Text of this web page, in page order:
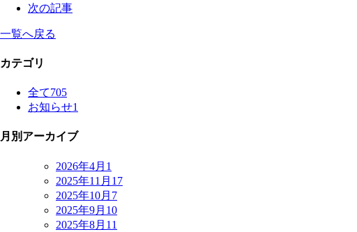
次の記事
一覧へ戻る
カテゴリ
全て705
お知らせ1
月別アーカイブ
2026年4月 1
2025年11月 17
2025年10月 7
2025年9月 10
2025年8月 11